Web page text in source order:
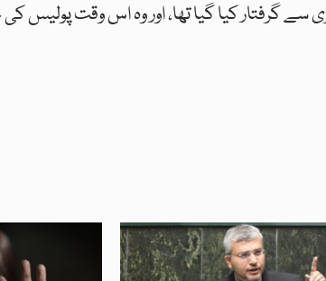
گرفتار کیا گیا تھا، اور وہ اس وقت پولیس